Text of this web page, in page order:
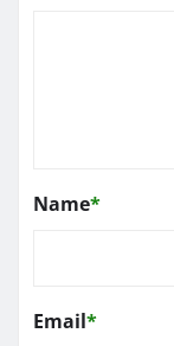
Name*
Email*